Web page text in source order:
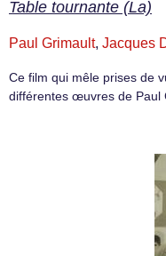
Table tournante (La)
Paul Grimault, Jacques
Ce film qui mêle prises de
différentes œuvres de Paul